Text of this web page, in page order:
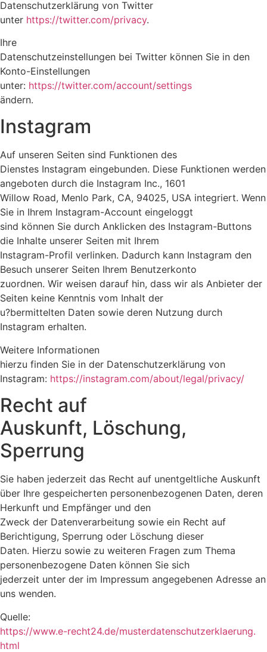
Datenschutzerklärung von Twitter
unter https://twitter.com/privacy.
Ihre
Datenschutzeinstellungen bei Twitter können Sie in den
Konto-Einstellungen
unter: https://twitter.com/account/settings
ändern.
Instagram
Auf unseren Seiten sind Funktionen des
Dienstes Instagram eingebunden. Diese Funktionen werden
angeboten durch die Instagram Inc., 1601
Willow Road, Menlo Park, CA, 94025, USA integriert. Wenn
Sie in Ihrem Instagram-Account eingeloggt
sind können Sie durch Anklicken des Instagram-Buttons
die Inhalte unserer Seiten mit Ihrem
Instagram-Profil verlinken. Dadurch kann Instagram den
Besuch unserer Seiten Ihrem Benutzerkonto
zuordnen. Wir weisen darauf hin, dass wir als Anbieter der
Seiten keine Kenntnis vom Inhalt der
u?bermittelten Daten sowie deren Nutzung durch
Instagram erhalten.
Weitere Informationen
hierzu finden Sie in der Datenschutzerklärung von
Instagram: https://instagram.com/about/legal/privacy/
Recht auf
Auskunft, Löschung,
Sperrung
Sie haben jederzeit das Recht auf unentgeltliche Auskunft
über Ihre gespeicherten personenbezogenen Daten, deren
Herkunft und Empfänger und den
Zweck der Datenverarbeitung sowie ein Recht auf
Berichtigung, Sperrung oder Löschung dieser
Daten. Hierzu sowie zu weiteren Fragen zum Thema
personenbezogene Daten können Sie sich
jederzeit unter der im Impressum angegebenen Adresse an
uns wenden.
Quelle:
https://www.e-recht24.de/musterdatenschutzerklaerung.
html